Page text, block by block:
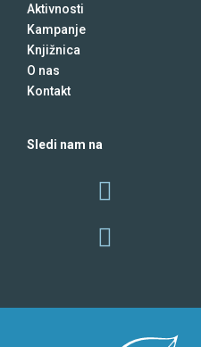
Aktivnosti
Kampanje
Knjižnica
O nas
Kontakt
Sledi nam na